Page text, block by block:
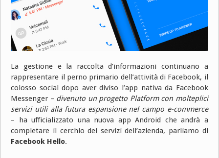
La gestione e la raccolta d’informazioni continuano a
rappresentare il perno primario dell’attività di Facebook, il
colosso social dopo aver diviso l’app nativa da Facebook
Messenger – divenuto un progetto Platform con molteplici
servizi utili alla futura espansione nel campo e-commerce
– ha ufficializzato una nuova app Android che andrà a
completare il cerchio dei servizi dell’azienda, parliamo di
Facebook Hello.